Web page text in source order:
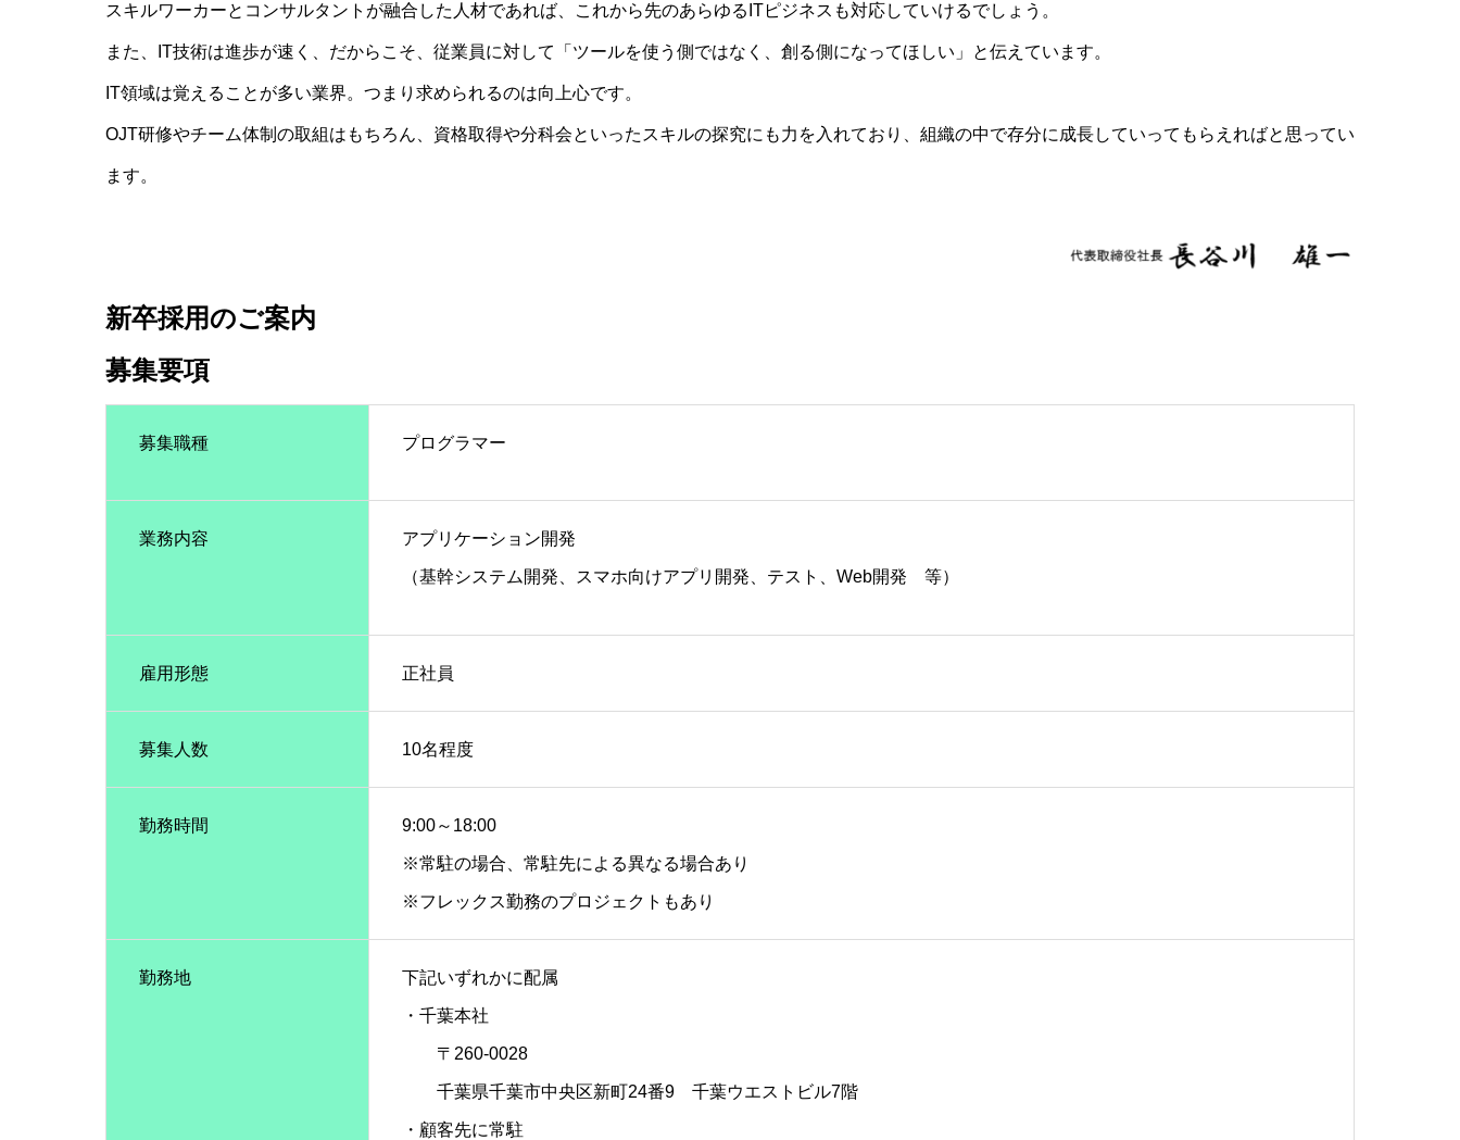
スキルワーカーとコンサルタントが融合した人材であれば、これから先のあらゆるITピジネスも対応していけるでしょう。
また、IT技術は進歩が速く、だからこそ、従業員に対して「ツールを使う側ではなく、創る側になってほしい」と伝えています。
IT領域は覚えることが多い業界。つまり求められるのは向上心です。
OJT研修やチーム体制の取組はもちろん、資格取得や分科会といったスキルの探究にも力を入れており、組織の中で存分に成長していってもらえればと思ってい
ます。
新卒採用のご案内
募集要項
募集職種 プログラマー
業務内容 アプリケーション開発
（基幹システム開発、スマホ向けアプリ開発、テスト、Web開発 等）
雇用形態 正社員
募集人数 10名程度
勤務時間 9:00～18:00
※常駐の場合、常駐先による異なる場合あり
※フレックス勤務のプロジェクトもあり
勤務地 下記いずれかに配属
・千葉本社
〒260-0028
千葉県千葉市中央区新町24番9 千葉ウエストビル7階
・顧客先に常駐